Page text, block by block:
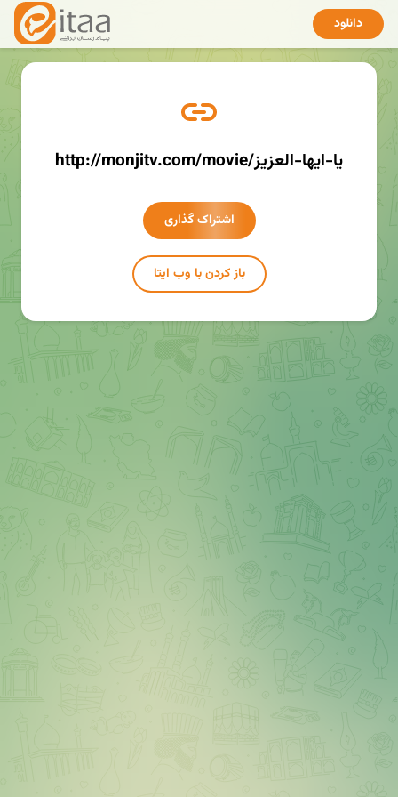
دانلود
http://monjitv.com/movie/یا-ایها-العزیز
اشتراک گذاری
باز کردن با وب ایتا